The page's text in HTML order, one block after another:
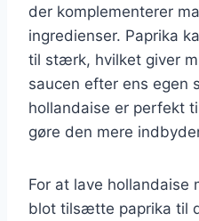
der komplementerer
ingredienser. Paprika
til stærk, hvilket giver
saucen efter ens egen
hollandaise er perfekt
gøre den mere
For at lave hollandaise
blot tilsætte paprika til